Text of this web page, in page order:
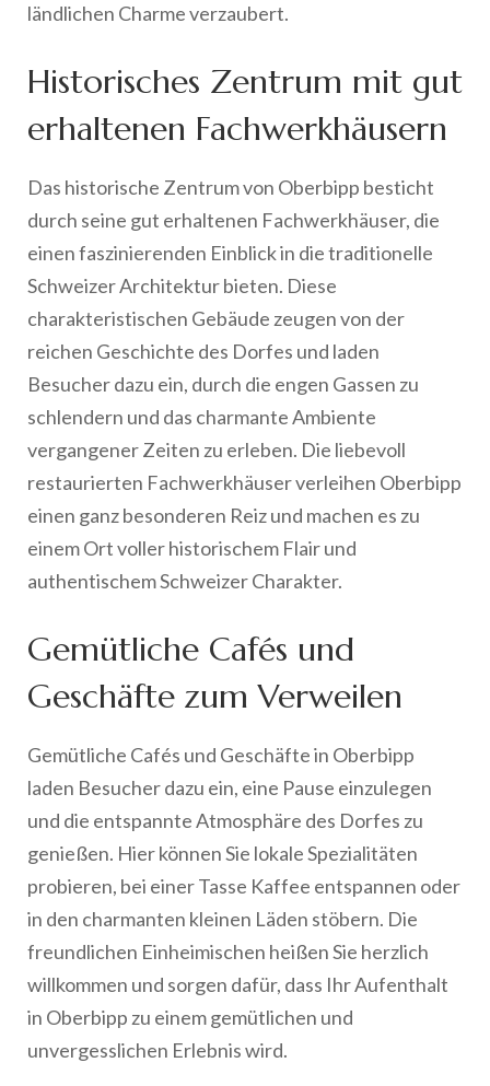
ländlichen Charme verzaubert.
Historisches Zentrum mit gut
erhaltenen Fachwerkhäusern
Das historische Zentrum von Oberbipp besticht
durch seine gut erhaltenen Fachwerkhäuser, die
einen faszinierenden Einblick in die traditionelle
Schweizer Architektur bieten. Diese
charakteristischen Gebäude zeugen von der
reichen Geschichte des Dorfes und laden
Besucher dazu ein, durch die engen Gassen zu
schlendern und das charmante Ambiente
vergangener Zeiten zu erleben. Die liebevoll
restaurierten Fachwerkhäuser verleihen Oberbipp
einen ganz besonderen Reiz und machen es zu
einem Ort voller historischem Flair und
authentischem Schweizer Charakter.
Gemütliche Cafés und
Geschäfte zum Verweilen
Gemütliche Cafés und Geschäfte in Oberbipp
laden Besucher dazu ein, eine Pause einzulegen
und die entspannte Atmosphäre des Dorfes zu
genießen. Hier können Sie lokale Spezialitäten
probieren, bei einer Tasse Kaffee entspannen oder
in den charmanten kleinen Läden stöbern. Die
freundlichen Einheimischen heißen Sie herzlich
willkommen und sorgen dafür, dass Ihr Aufenthalt
in Oberbipp zu einem gemütlichen und
unvergesslichen Erlebnis wird.